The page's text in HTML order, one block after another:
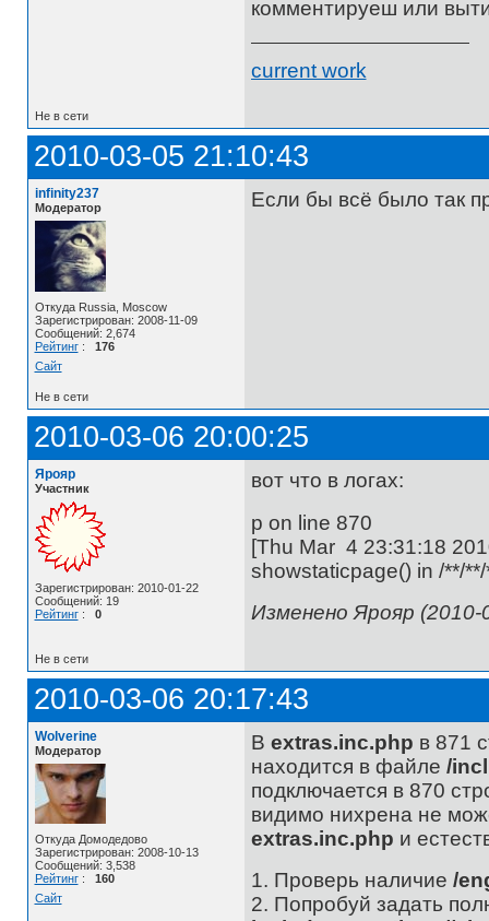
комментируеш или
current work
Не в сети
2010-03-05 21:10:43
infinity237
Модератор
Откуда Russia, Moscow
Зарегистрирован: 2008-11-09
Сообщений: 2,674
Рейтинг: 176
Сайт
Если бы всё было так
Не в сети
2010-03-06 20:00:25
Ярояр
Участник
Зарегистрирован: 2010-01-22
Сообщений: 19
Рейтинг: 0
вот что в логах:
p on line 870
[Thu Mar 4 23:31:18
showstaticpage() in /**/
Изменено Ярояр (2010-
Не в сети
2010-03-06 20:17:43
Wolverine
Модератор
Откуда Домодедово
Зарегистрирован: 2008-10-13
Сообщений: 3,538
Рейтинг: 160
Сайт
В extras.inc.php в 871
находится в файле /
подключается в 870
видимо нихрена не
extras.inc.php и
1. Проверь наличие /
2. Попробуй задать